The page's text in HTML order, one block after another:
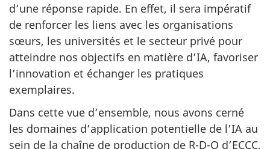
d’une réponse rapide. En effet, il sera impératif
de renforcer les liens avec les organisations
sœurs, les universités et le secteur privé pour
atteindre nos objectifs en matière d’IA, favoriser
l’innovation et échanger les pratiques
exemplaires.
Dans cette vue d’ensemble, nous avons cerné
les domaines d’application potentielle de l’IA au
sein de la chaîne de production de R-D-O d’ECCC,